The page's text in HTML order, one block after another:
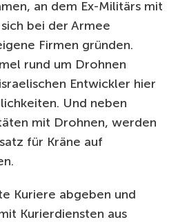
an dem Ex-Militärs mit
bei der Armee
Firmen gründen.
rund um Drohnen
Entwickler hier
Und neben
mit Drohnen, werden
für Kräne auf
Kuriere abgeben und
Kurierdiensten aus